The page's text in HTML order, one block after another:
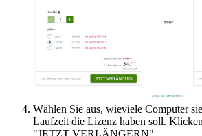
Wählen Sie aus, wieviele Computer
Laufzeit die Lizenz haben soll.
"JETZT VERLÄNGERN"